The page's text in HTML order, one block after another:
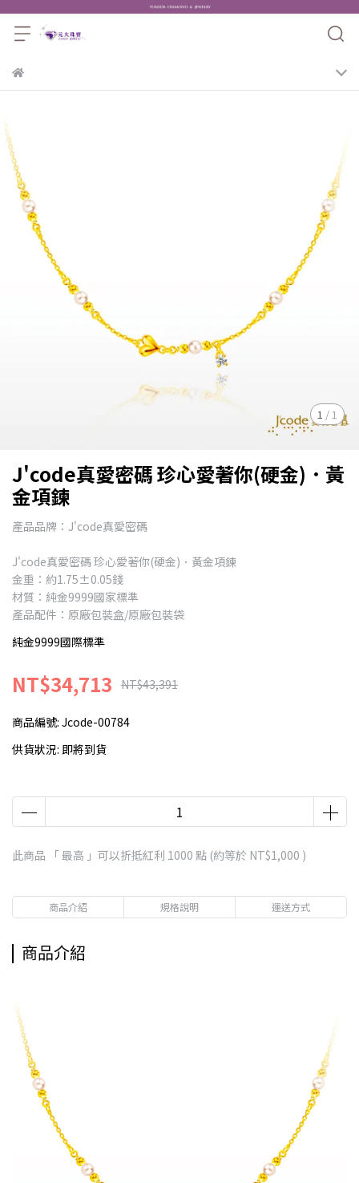
1 /1
J'code真愛密碼 珍心愛著你(硬金)．黃
金項鍊
產品品牌：J'code真愛密碼
J'code真愛密碼 珍心愛著你(硬金)．黃金項鍊
金重：約1.75±0.05錢
材質：純金9999國家標準
產品配件：原廠包裝盒/原廠包裝袋
純金9999國際標準
NT$34,713 NT$43,391
商品編號: Jcode-00784
供貨狀況: 即將到貨
此商品 「 最高 」可以折抵紅利 1000 點 (約等於 NT$1,000 )
商品介紹 規格說明 運送方式
商品介紹